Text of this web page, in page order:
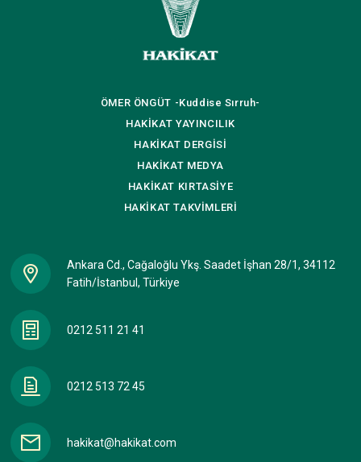
ÖMER ÖNGÜT -Kuddise Sırruh-
HAKİKAT YAYINCILIK
HAKİKAT DERGİSİ
HAKİKAT MEDYA
HAKİKAT KIRTASİYE
HAKİKATTAKVİMLERİ
Ankara Cd., Cağaloğlu Ykş. Saadet İşhan 28/1, 34112
Fatih/İstanbul, Türkiye
0212 511 21 41
0212 513 72 45
hakikat@hakikat.com